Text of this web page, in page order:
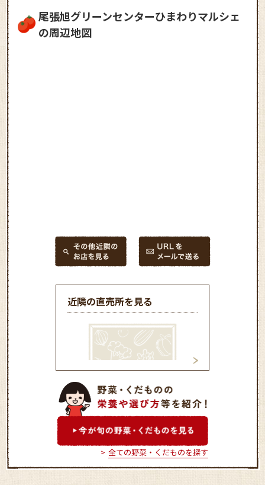
尾張旭グリーンセンターひまわりマルシェ
の周辺地図
近隣の直売所を見る
ＪＡ天白信用グリーンセン
ター
ﾌｧｰﾏｰｽﾞﾏｰｹｯﾄぐ
ば
全ての野菜・くだものを探す